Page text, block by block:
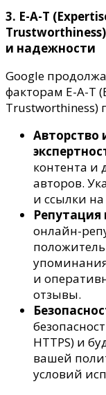
3. E-A-T
и надежности
Google
факторам E-A-T
Trustworthiness)
Авторство
контента и
авторов.
и ссылки
онлайн-
и
отзывы.
HTTPS) и
вашей
условий